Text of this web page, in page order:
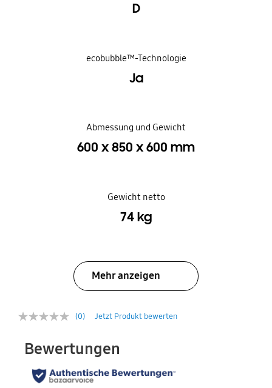
D
ecobubble™-Technologie
Ja
Abmessung und Gewicht
600 x 850 x 600 mm
Gewicht netto
74 kg
Mehr anzeigen
(0) Jetzt Produkt bewerten